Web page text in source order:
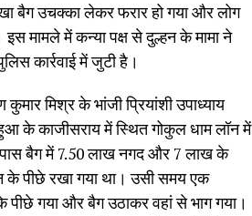
बैग उचक्का लेकर फरार हो गया और लोग
मामले में कन्या पक्ष से दुल्हन के मामा ने
कार्रवाई में जुटी है।
कुमार मिश्र के भांजी प्रियांशी उपाध्याय
के काजीसराय में स्थित गोकुल धाम लॉन में
पास बैग में 7.50 लाख नगद और 7 लाख के
के पीछे रखा गया था। उसी समय एक
गया और बैग उठाकर वहां से भाग गया।